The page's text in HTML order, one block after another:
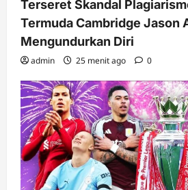
Terseret Skandal
Termuda Cambridge Jason
Mengundurkan Diri
admin 25 menit ago 0